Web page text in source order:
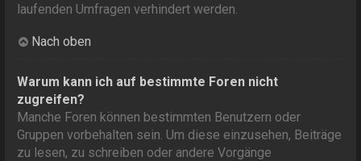
laufenden Umfragen verhindert werden.
Nach oben
Warum kann ich auf bestimmte Foren nicht
zugreifen?
Manche Foren können bestimmten Benutzern oder
Gruppen vorbehalten sein. Um diese einzusehen, Beiträge
zu lesen, zu schreiben oder andere Vorgänge